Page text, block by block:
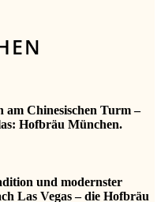
am Chinesischen Turm –
Hofbräu München.
und modernster
Las Vegas – die Hofbräu